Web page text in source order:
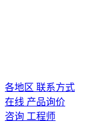
各地区 联系方式
在线 产品询价
咨询 工程师